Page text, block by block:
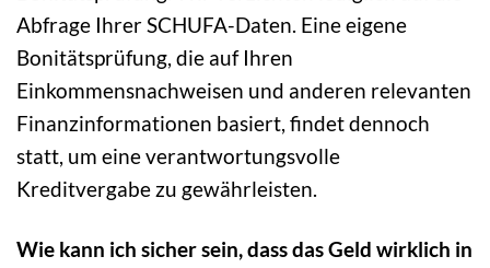
Abfrage Ihrer SCHUFA-Daten. Eine eigene
Bonitätsprüfung, die auf Ihren
Einkommensnachweisen und anderen relevanten
Finanzinformationen basiert, findet dennoch
statt, um eine verantwortungsvolle
Kreditvergabe zu gewährleisten.
Wie kann ich sicher sein, dass das Geld wirklich in